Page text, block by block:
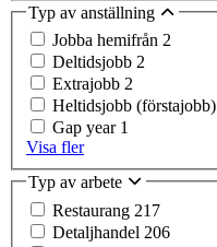
Typ av anställning
Jobba hemifrån 2
Deltidsjobb 2
Extrajobb 2
Heltidsjobb (förstajobb)
Gap year 1
Visa fler
Typ av arbete
Restaurang 217
Detaljhandel 206